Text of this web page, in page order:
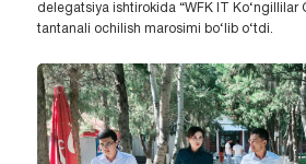
delegatsiya ishtirokida “WFK IT Ko‘ngillilar
tantanali ochilish marosimi bo‘lib o‘tdi.